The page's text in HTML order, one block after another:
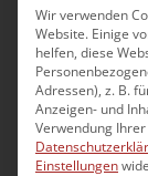
Durch unser
über die
entstanden,
und
Wir verwenden
Website. Einige
helfen, diese
Adressen), z. B.
Anzeigen- und
Verwendung
Einstellungen